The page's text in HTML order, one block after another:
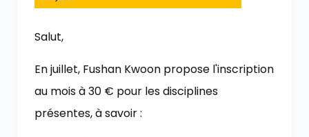
Salut,
En juillet, Fushan Kwoon propose l'inscription
au mois à 30 € pour les disciplines
présentes, à savoir :